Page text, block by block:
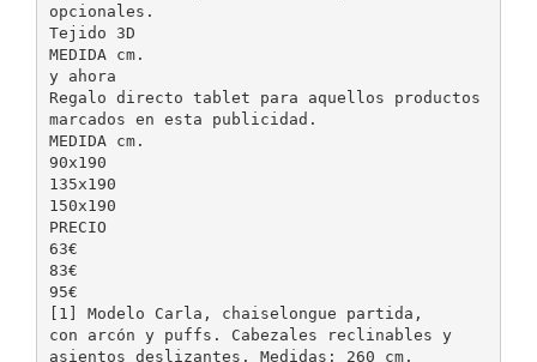
opcionales.
Tejido 3D
MEDIDA cm.
y ahora
Regalo directo tablet para aquellos productos
marcados en esta publicidad.
MEDIDA cm.
90x190
135x190
150x190
PRECIO
63€
83€
95€
[1] Modelo Carla, chaiselongue partida,
con arcón y puffs. Cabezales reclinables y
asientos deslizantes. Medidas: 260 cm.